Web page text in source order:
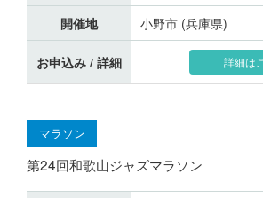
開催地
小野市 (兵庫県)
お申込み / 詳細 詳細は
マラソン
第24回和歌山ジャズマラソン